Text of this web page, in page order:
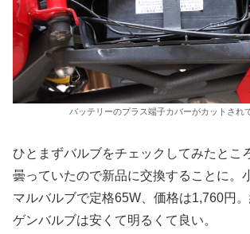
バッテリーのプラス端子カバーがカットされ
ひとまずバルブをチェックしてみたとこ
曇っていたので新品に交換することに。
マルバルブで定格65W、価格は1,760円
ゲンバルブは安くて明るくて良い。